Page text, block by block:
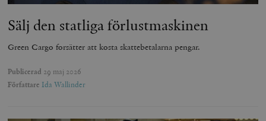
Sälj den statliga förlustmaskinen
Green Cargo forsätter att kosta skattebetalarna pengar.
Publicerad 29 maj 2026
Författare Ida Wallinder